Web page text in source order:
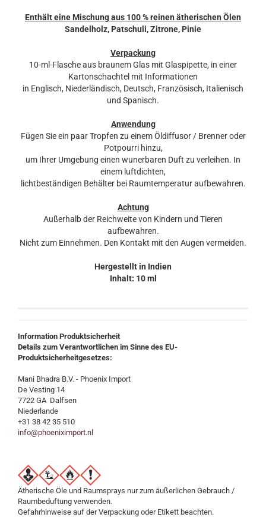
Enthält eine Mischung aus 100 % reinen ätherischen Ölen
Sandelholz, Patschuli, Zitrone, Pinie
Verpackung
10-ml-Flasche aus braunem Glas mit Glaspipette, in einer
Kartonschachtel mit Informationen
in Englisch, Niederländisch, Deutsch, Französisch, Italienisch
und Spanisch.
Anwendung
Fügen Sie ein paar Tropfen zu einem Öldiffusor / Brenner oder
Potpourri hinzu,
um Ihrer Umgebung einen wunerbaren Duft zu verleihen. In
einem luftdichten,
lichtbeständigen Behälter bei Raumtemperatur aufbewahren.
Achtung
Außerhalb der Reichweite von Kindern und Tieren
aufbewahren.
Nicht zum Einnehmen. Den Kontakt mit den Augen vermeiden.
Hergestellt in Indien
Inhalt: 10 ml
Information Produktsicherheit
Details zum Verantwortlichen im Sinne des EU-
Produktsicherheitgesetzes:
Mani Bhadra B.V. - Phoenix Import
De Vesting 14
7722 GA Dalfsen
Niederlande
+31 38 42 35 510
info@phoeniximport.nl
Ätherische Öle und Raumsprays nur zum äußerlichen Gebrauch /
Raumbeduftung verwenden.
Gefahrhinweise auf der Verpackung oder Etikett beachten.